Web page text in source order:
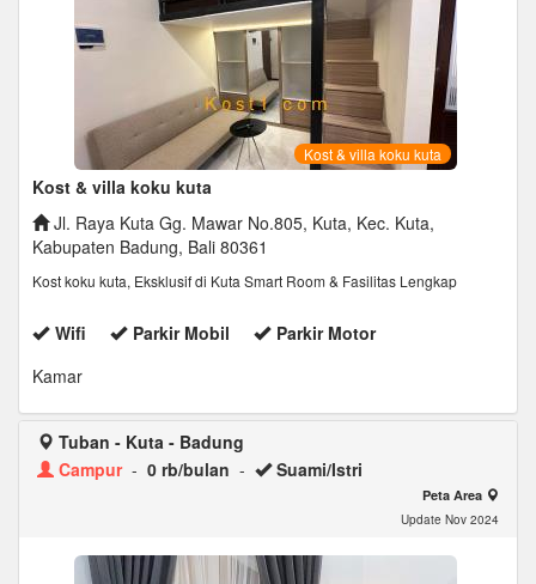
Kost & villa koku kuta
Kost & villa koku kuta
Jl. Raya Kuta Gg. Mawar No.805, Kuta, Kec. Kuta,
Kabupaten Badung, Bali 80361
Kost koku kuta, Eksklusif di Kuta Smart Room & Fasilitas Lengkap
Wifi Parkir Mobil
Parkir Motor
Kamar
Tuban - Kuta - Badung
Campur- 0 rb/bulan - Suami/Istri
Peta Area
Update Nov 2024